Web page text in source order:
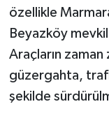
özellikle
Beyazköy
Araçların zaman
güzergahta,
şekilde